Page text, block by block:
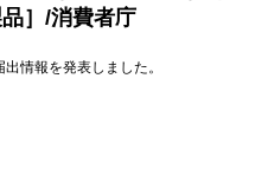
］/消費者庁
情報を発表しました。